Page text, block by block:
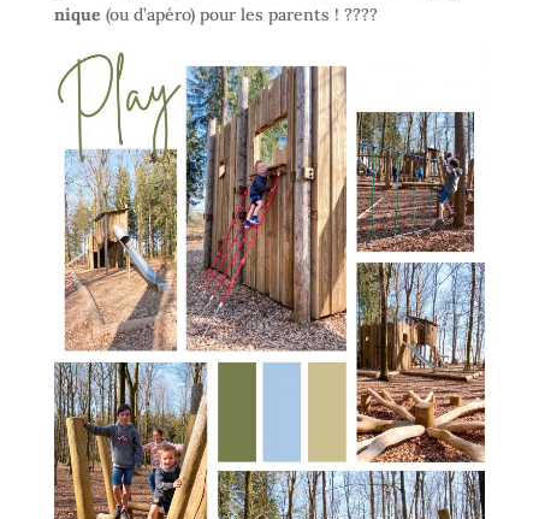
nique (ou d’apéro) pour les parents ! ?‍?‍?‍?